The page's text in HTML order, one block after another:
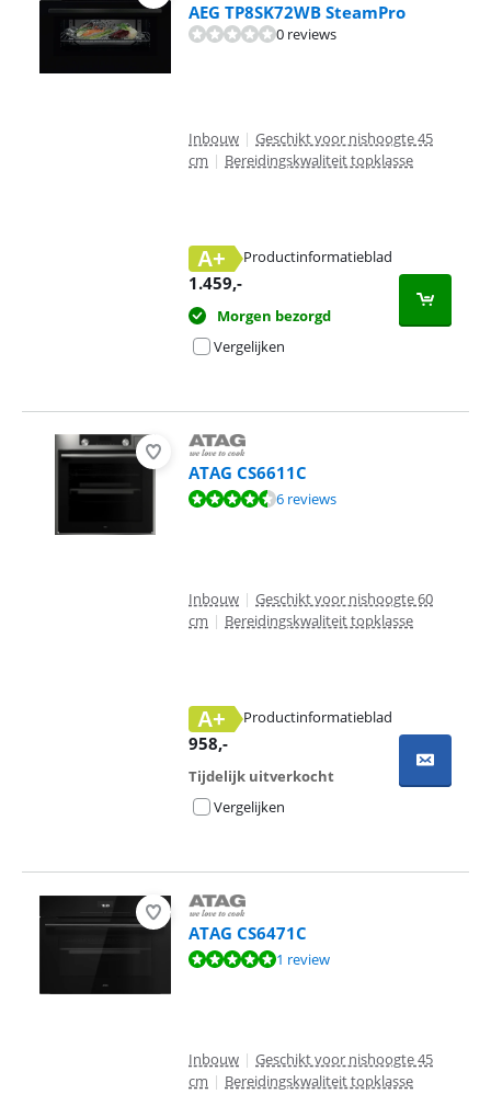
AEG TP8SK72WB SteamPro
0 reviews
Inbouw | Geschikt voor nishoogte 45
cm | Bereidingskwaliteit topklasse
A+
Productinformatieblad
1.459,-
Morgen bezorgd
Vergelijken
ATAG CS6611C
Beoordeling is 9,1 van de 10, gebaseerd op 6 reviews.
6 reviews
Inbouw | Geschikt voor nishoogte 60
cm | Bereidingskwaliteit topklasse
A+
Productinformatieblad
958,-
Tijdelijk uitverkocht
Vergelijken
ATAG CS6471C
Beoordeling is 9,6 van de 10, gebaseerd op 1 review.
1 review
Inbouw | Geschikt voor nishoogte 45
cm | Bereidingskwaliteit topklasse